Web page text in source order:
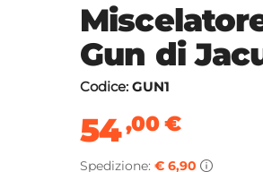
Gun di
Codice: GUN1
54,00€
Spedizione: € 6,90